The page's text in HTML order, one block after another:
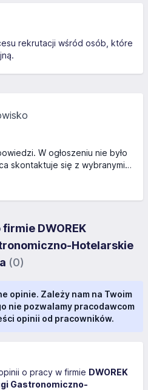
rekrutacji wśród osób, które
W ogłoszeniu nie było
skontaktuje się z wybranymi
DWOREK
Hotelarskie
(0)
opinie. Zależy nam na Twoim
nie pozwalamy pracodawcom
opinii od pracowników.
o pracy w firmie DWOREK
Gastronomiczno-